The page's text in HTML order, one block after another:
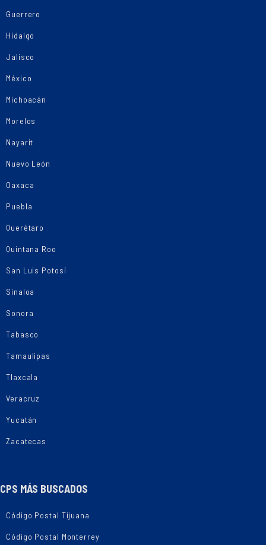
Guerrero
Hidalgo
Jalisco
México
Michoacán
Morelos
Nayarit
Nuevo León
Oaxaca
Puebla
Querétaro
Quintana Roo
San Luis Potosí
Sinaloa
Sonora
Tabasco
Tamaulipas
Tlaxcala
Veracruz
Yucatán
Zacatecas
CPS MÁS BUSCADOS
Código Postal Tijuana
Código Postal Monterrey